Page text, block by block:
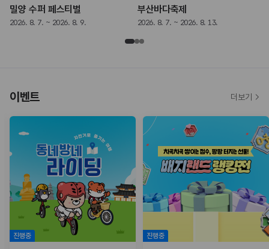
밀양 수퍼 페스티벌
2026. 8. 7. ~ 2026. 8. 9.
부산바다축제
2026. 8. 7. ~ 2026. 8. 13.
이벤트
진행중 진행중
더보기